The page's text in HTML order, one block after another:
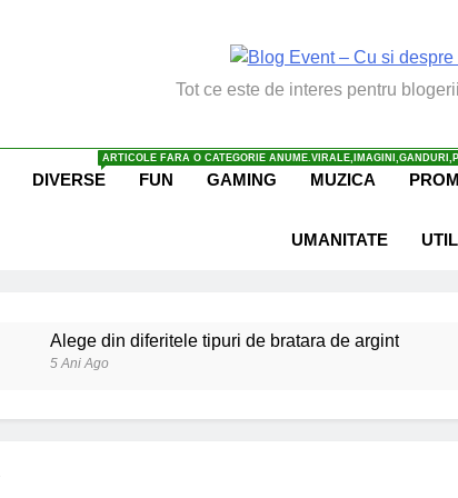
Blog Event – Cu Si
Tot ce este de interes pentru
DIVERSE
ARTICOLE FARA O CATEGORIE
FUN GAMING MUZICA
UMANITATE UTIL
Alege din diferitele tipuri de bratara de argint
5 Ani Ago
6 Ani Ago